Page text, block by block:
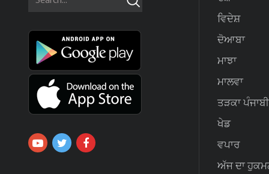
ਵਿਦੇਸ਼
ਦੋਆਬਾ
ਮਾਝਾ
ਮਾਲਵਾ
ਤੜਕਾ ਪੰਜਾਬੀ
ਖੇਡ
ਵਪਾਰ
ਅੱਜ ਦਾ